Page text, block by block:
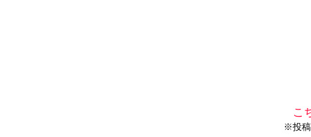
こ
※投稿